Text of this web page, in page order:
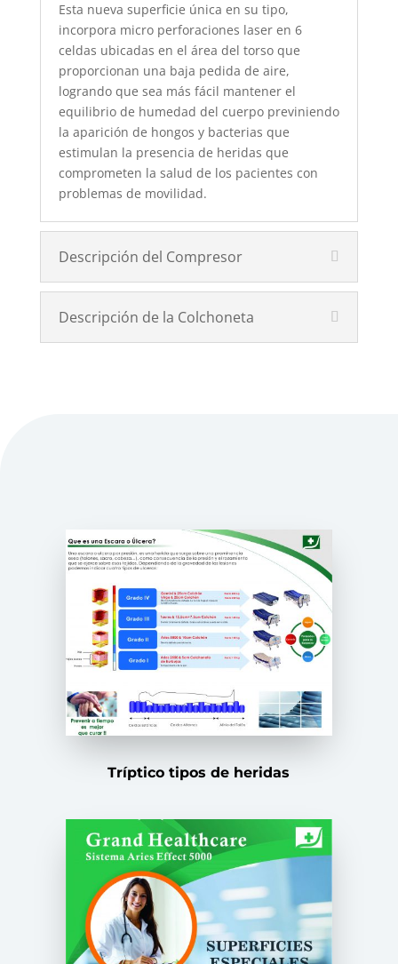
Esta nueva superficie única en su tipo,
incorpora micro perforaciones laser en 6
celdas ubicadas en el área del torso que
proporcionan una baja pedida de aire,
logrando que sea más fácil mantener el
equilibrio de humedad del cuerpo previniendo
la aparición de hongos y bacterias que
estimulan la presencia de heridas que
comprometen la salud de los pacientes con
problemas de movilidad.
Descripción del Compresor
Descripción de la Colchoneta
Tríptico tipos de heridas